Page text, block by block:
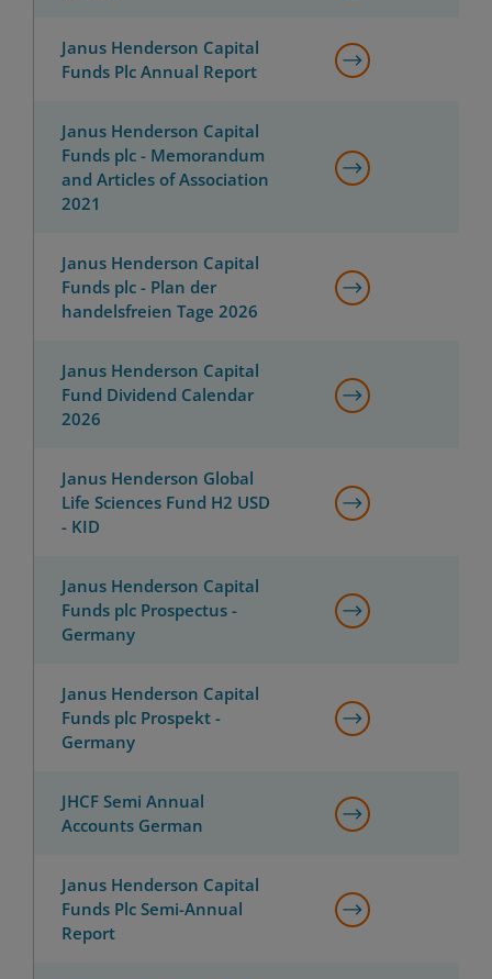
Janus Henderson Capital
Funds Plc Annual Report
Janus Henderson Capital
Funds plc - Memorandum
and Articles of Association
2021
Janus Henderson Capital
Funds plc - Plan der
handelsfreien Tage 2026
Janus Henderson Capital
Fund Dividend Calendar
2026
Janus Henderson Global
Life Sciences Fund H2 USD
- KID
Janus Henderson Capital
Funds plc Prospectus -
Germany
Janus Henderson Capital
Funds plc Prospekt -
Germany
JHCF Semi Annual
Accounts German
Janus Henderson Capital
Funds Plc Semi-Annual
Report